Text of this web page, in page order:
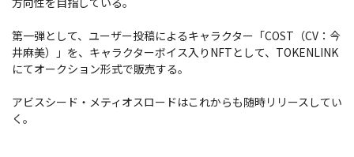
第一弾として、ユーザー投稿によるキャラクター「COST（CV：今
井麻美）」を、キャラクターボイス入りNFTとして、TOKENLINK
にてオークション形式で販売する。
アビスシード・メティオスロードはこれからも随時リリースしてい
く。